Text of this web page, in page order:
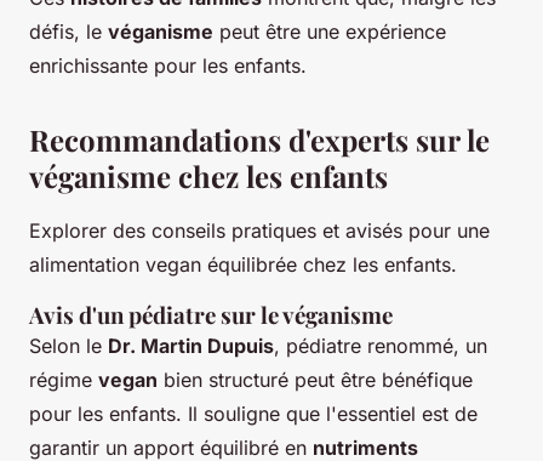
défis, le véganisme peut être une expérience
enrichissante pour les enfants.
Recommandations d'experts sur le
véganisme chez les enfants
Explorer des conseils pratiques et avisés pour une
alimentation vegan équilibrée chez les enfants.
Avis d'un pédiatre sur le véganisme
Selon le Dr. Martin Dupuis, pédiatre renommé, un
régime vegan bien structuré peut être bénéfique
pour les enfants. Il souligne que l'essentiel est de
garantir un apport équilibré en nutriments